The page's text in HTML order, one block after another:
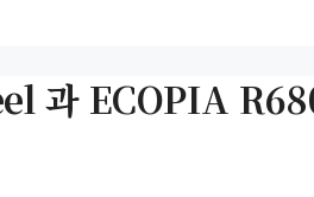
과 ECOPIA